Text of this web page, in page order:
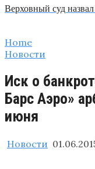
Верховный суд
Home
Новости
Иск о
Барс Аэро»
июня
Новости